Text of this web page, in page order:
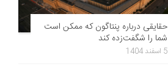
حقایقی درباره پنتاگون که ممکن است
شما را شگفت‌زده کند
5 اسفند 1404